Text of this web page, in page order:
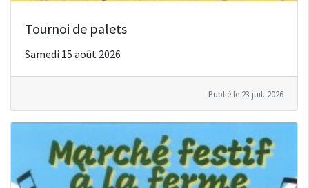
Tournoi de palets
Samedi 15 août 2026
Publié le 23 juil. 2026